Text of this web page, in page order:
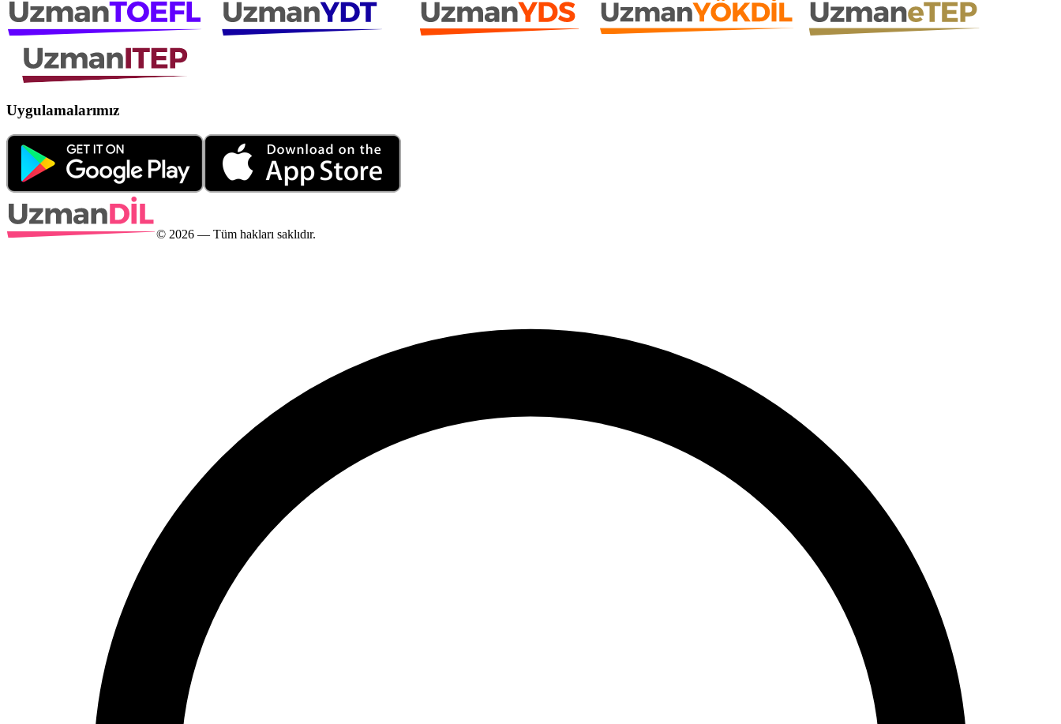
Uygulamalarımız
© 2026 — Tüm hakları saklıdır.